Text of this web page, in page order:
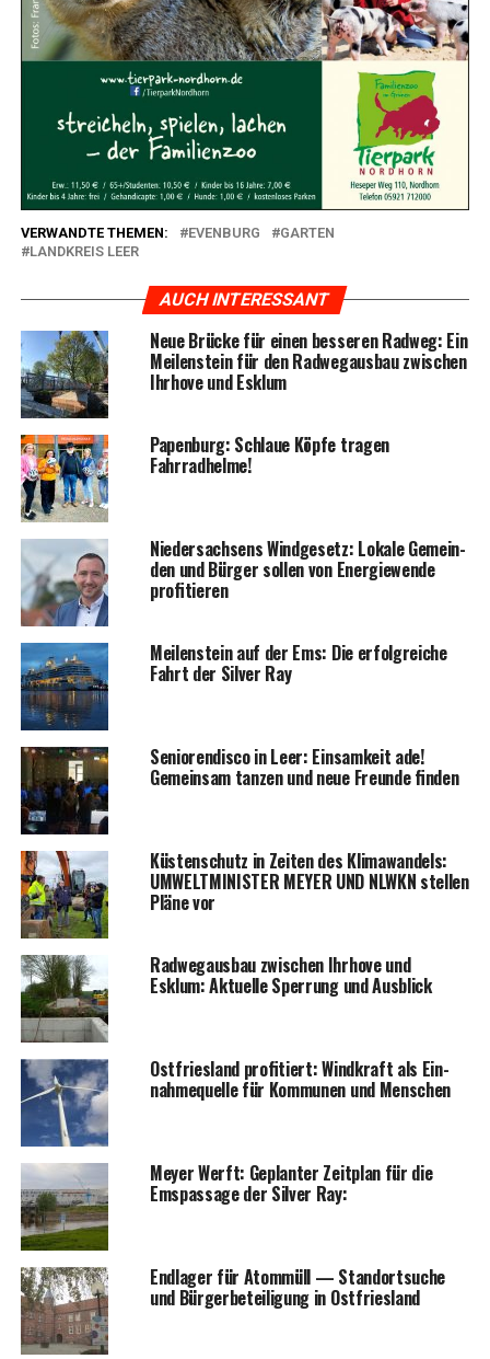
VERWANDTE THEMEN: EVENBURG
GARTEN
LANDKREIS LEER
AUCH INTERESSANT
Neue Brü­cke für einen bes­se­ren Rad­weg: Ein
Mei­len­stein für den Rad­weg­aus­bau zwi­schen
Ihr­ho­ve und Esklum
Papen­burg: Schlaue Köp­fe tra­gen
Fahrradhelme!
Nie­der­sach­sens Wind­ge­setz: Loka­le Gemein­
den und Bür­ger sol­len von Ener­gie­wen­de
profitieren
Mei­len­stein auf der Ems: Die erfolg­rei­che
Fahrt der Sil­ver Ray
Senio­ren­dis­co in Leer: Ein­sam­keit ade!
Gemein­sam tan­zen und neue Freun­de finden
Küs­ten­schutz in Zei­ten des Kli­ma­wan­dels:
UMWELTMINISTER MEYER UND NLWKN stel­len
Plä­ne vor
Rad­weg­aus­bau zwi­schen Ihr­ho­ve und
Esklum: Aktu­el­le Sper­rung und Ausblick
Ost­fries­land pro­fi­tiert: Wind­kraft als Ein­
nah­me­quel­le für Kom­mu­nen und Menschen
Mey­er Werft: Geplan­ter Zeit­plan für die
Ems­pas­sa­ge der Sil­ver Ray:
End­la­ger für Atom­müll — Stand­ort­su­che
und Bür­ger­be­tei­li­gung in Ostfriesland